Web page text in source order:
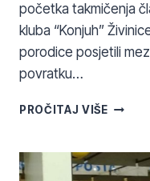
početka takmičenja
kluba “Konjuh”
porodice posjetili
povratku…
PROČITAJ VIŠEVII